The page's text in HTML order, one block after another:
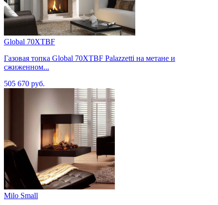
Global 70XTBF
Газовая топка Global 70XTBF Palazzetti на метане и
сжиженном...
505 670 руб.
Milo Small